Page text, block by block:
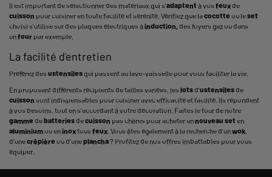
Il est important de sélectionner des matériaux qui s'adaptent à vos feuxde
cuisson pour cuisiner en toute facilité et sérénité. Vérifiez que lacocotte ou leset
choisi s'utilise sur des plaques électriques àinduction, des foyers gaz ou dans
unfour par exemple.
La facilité d'entretien
Préférez des ustensiles qui passent au lave-vaisselle pour vous faciliter la vie.
En proposant différents récipients de tailles variées, les lotsd'ustensilesde
cuisson sont indispensables pour cuisiner avec efficacité et facilité. Ils répondent
à vos besoins, tout en s'accordant à votre décoration. Faites le tour de notre
gamme debatteriesdecuisson pas chères pour acheter unnouveau set en
aluminiumou eninoxtous feux . Vous êtes également à la recherche d'unwok
d'unecrêpière ou d'uneplancha? Profitez de nos offres imbattables pour vous
équiper.